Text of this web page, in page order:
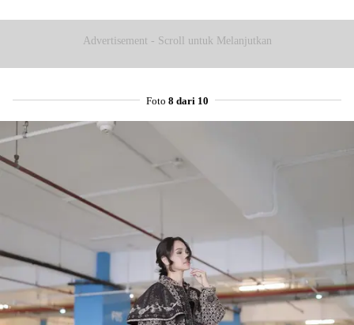
Advertisement - Scroll untuk Melanjutkan
Foto 8 dari 10